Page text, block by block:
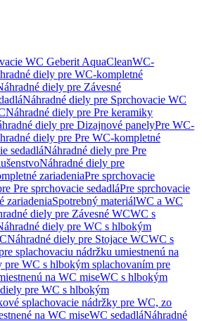
WC Geberit AquaCleanWC-
diely pre WC-kompletné
diely pre Závesné
Náhradné diely pre Sprchovacie WC
Náhradné diely pre Pre keramiky
diely pre Dizajnové panelyPre WC-
diely pre Pre WC-kompletné
sedadláNáhradné diely pre Pre
Náhradné diely pre
zariadeniaPre sprchovacie
Pre sprchovacie sedadláPre sprchovacie
zariadeniaSpotrebný materiálWC a WC
diely pre Závesné WCWC s
diely pre WC s hlbokým
Náhradné diely pre Stojace WCWC s
splachovaciu nádržku umiestnenú na
pre WC s hlbokým splachovaním pre
na WC miseWC s hlbokým
pre WC s hlbokým
splachovacie nádržky pre WC, zo
na WC miseWC sedadláNáhradné